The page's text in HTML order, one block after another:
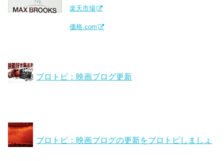
楽天市場
価格.com
ブロトピ：映画ブログ更新
ブロトピ：映画ブログの更新をブロトピしましょ